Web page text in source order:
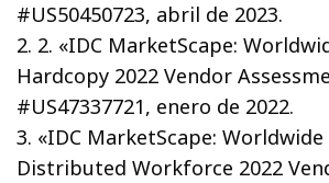
#US50450723, abril de 2023.
2. 2. «IDC MarketScape:
Hardcopy 2022 Vendor
#US47337721, enero de 2022.
3. «IDC MarketScape:
Distributed Workforce 2022